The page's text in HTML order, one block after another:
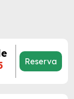
Reserva